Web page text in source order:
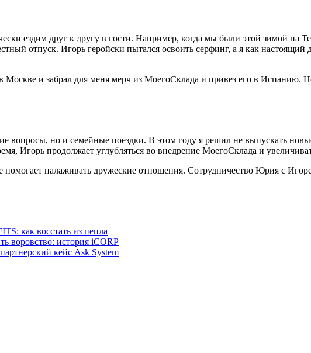
ездим друг к другу в гости. Например, когда мы были этой зимой на
отпуск. Игорь геройски пытался освоить серфинг, а я как
и забрал для меня мерч из МоегоСклада и привез его в Испанию.
вопросы, но и семейные поездки. В этом году я решил не выпускать
Игорь продолжает углубляться во внедрение МоегоСклада и
налаживать дружеские отношения. Сотрудничество Юрия с
как восстать из пепла
воровство: история iCORP
кейс Ask System